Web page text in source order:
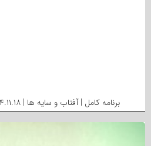
برنامه کامل | آفتاب و سایه ها | ۱۴۰۴.۱۱.۱۸ | استاد شهیدی فیاض